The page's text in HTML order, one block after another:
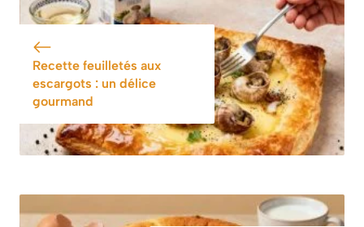
délice à croquer
gourmande et
facile
Recette feuilletés aux
escargots : un délice
gourmand